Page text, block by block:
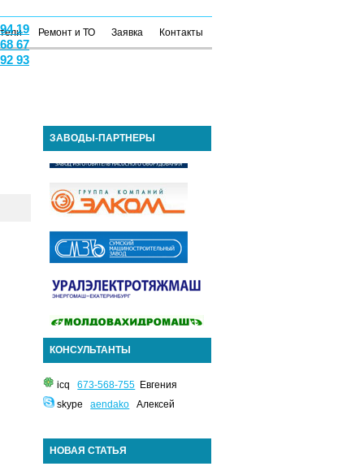
19
67
93
Ремонт и ТО Заявка Контакты
ЗАВОДЫ-ПАРТНЕРЫ
КОНСУЛЬТАНТЫ
icq673-568-755 Евгения
skypeaendako Алексей
НОВАЯ СТАТЬЯ